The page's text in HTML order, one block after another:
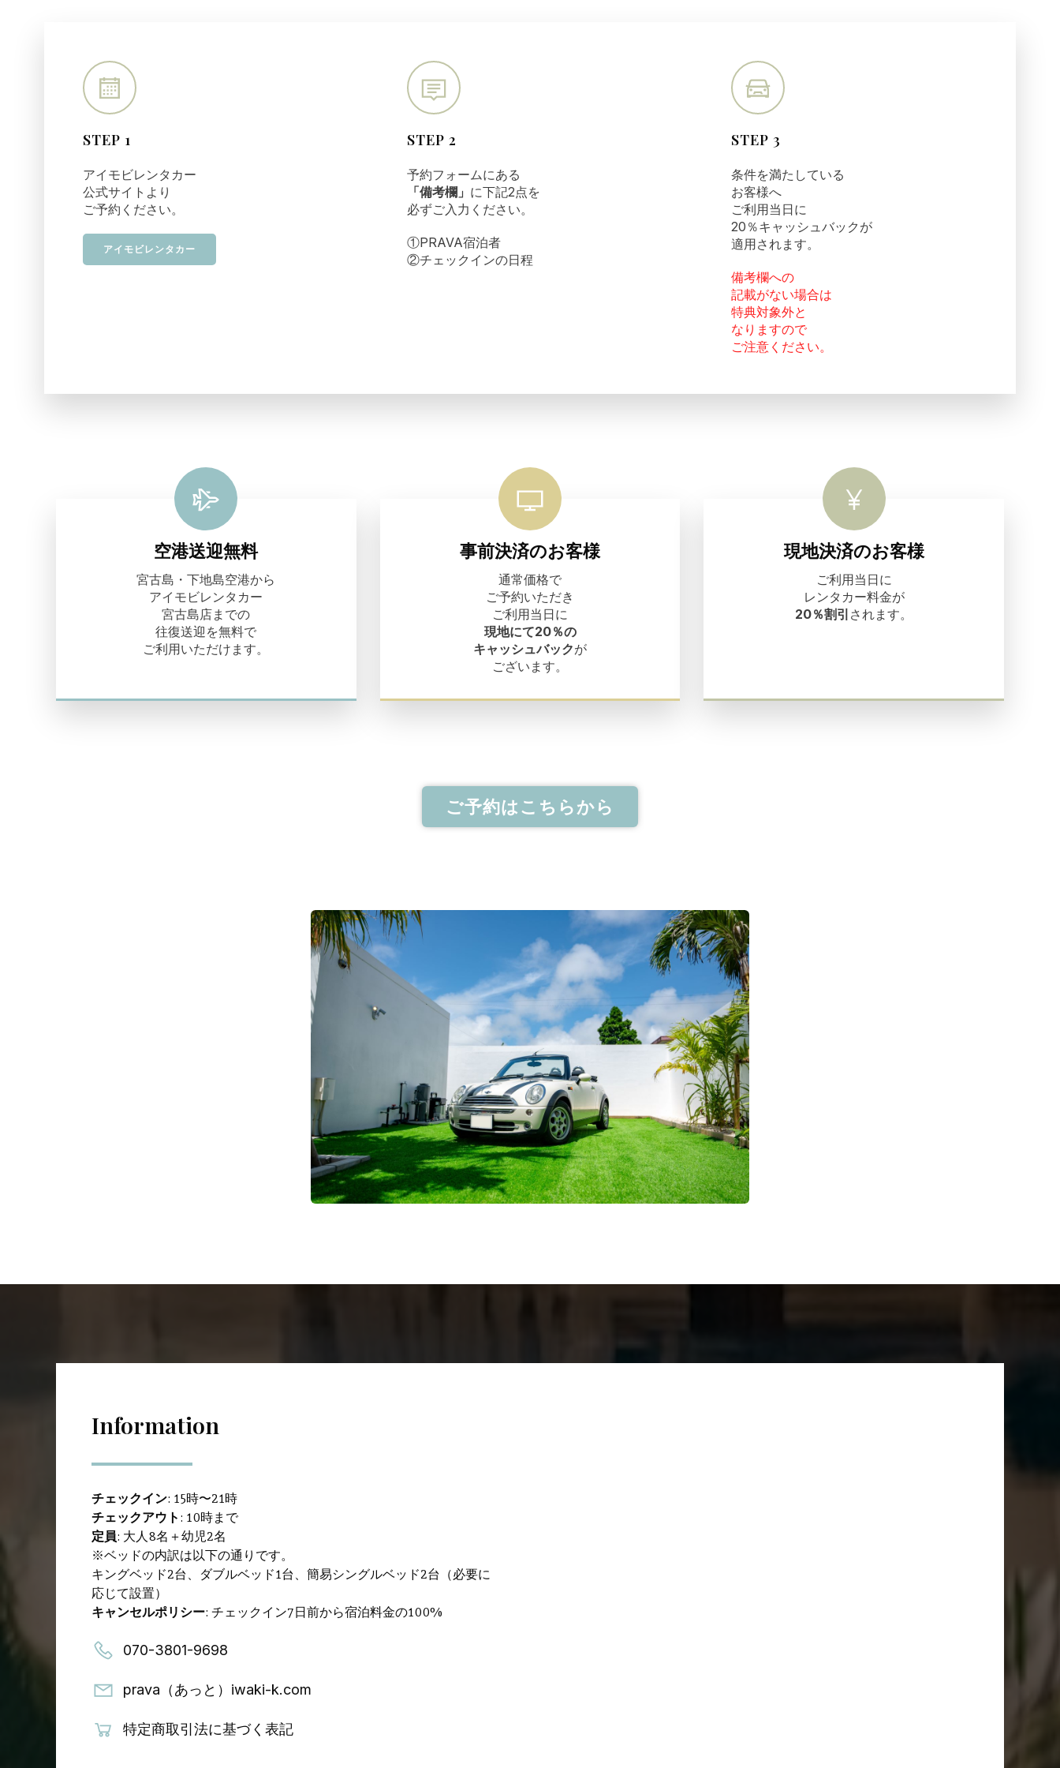
STEP 1
アイモビレンタカー
公式サイトより
ご予約ください。
アイモビレンタカー
STEP 2
予約フォームにある
「備考欄」 に下記2点を
必ずご入力ください。
①PRAVA宿泊者
②チェックインの日程
STEP 3
条件を満たしている
お客様へ
ご利用当日に
20％キャッシュバックが
適用されます。
備考欄への
記載がない場合は
特典対象外と
なりますので
ご注意ください。
空港送迎無料
宮古島・下地島空港から
アイモビレンタカー
宮古島店までの
往復送迎を無料で
ご利用いただけます。
事前決済のお客様
通常価格で
ご予約いただき
ご利用当日に
現地にて20％の
キャッシュバックが
ございます。
現地決済のお客様
ご利用当日に
レンタカー料金が
20％割引 されます。
ご予約はこちらから
Information
チェックイン: 15時〜21時
チェックアウト : 10時まで
定員: 大人8名＋幼児2名
※ベッドの内訳は以下の通りです。
キングベッド2台、ダブルベッド1台、簡易シングルベッド2台（必要に
応じて設置）
キャンセルポリシー: チェックイン7日前から宿泊料金の100%
070-3801-9698
prava（あっと）iwaki-k.com
特定商取引法に基づく表記